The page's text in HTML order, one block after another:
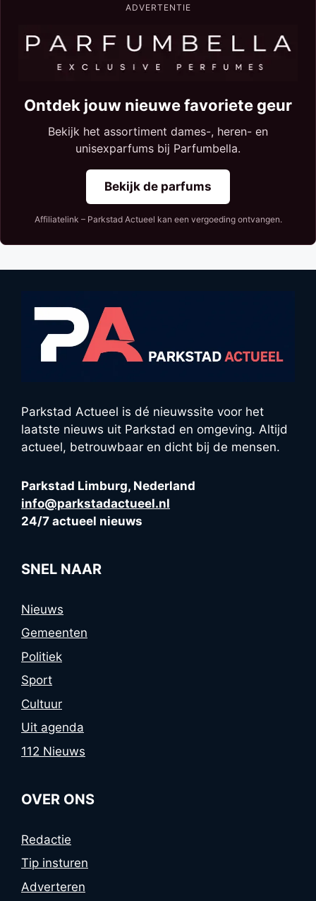
ADVERTENTIE
Ontdek jouw nieuwe favoriete geur
Bekijk het assortiment dames-, heren- en
unisexparfums bij Parfumbella.
Bekijk de parfums
Affiliatelink – Parkstad Actueel kan een vergoeding ontvangen.
Parkstad Actueel is dé nieuwssite voor het
laatste nieuws uit Parkstad en omgeving. Altijd
actueel, betrouwbaar en dicht bij de mensen.
Parkstad Limburg, Nederland
info@parkstadactueel.nl
24/7 actueel nieuws
SNEL NAAR
Nieuws
Gemeenten
Politiek
Sport
Cultuur
Uit agenda
112 Nieuws
OVER ONS
Redactie
Tip insturen
Adverteren